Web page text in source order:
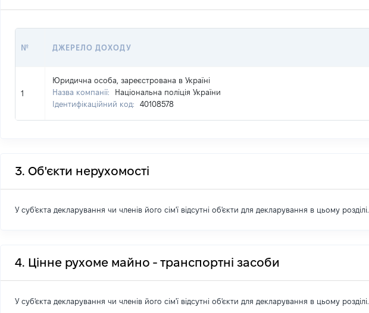
№ ДЖЕРЕЛО ДОХОДУ
1
Юридична особа, зареєстрована в Україні
Назва компанії:
Національна поліція України
Ідентифікаційний код:
40108578
3. Об'єкти нерухомості
У суб'єкта декларування чи членів його сім'ї відсутні об'єкти для декларування в цьому розділі.
4. Цінне рухоме майно - транспортні засоби
У суб'єкта декларування чи членів його сім'ї відсутні об'єкти для декларування в цьому розділі.